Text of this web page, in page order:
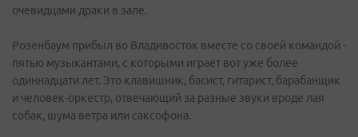
очевидцами драки в зале.
Розенбаум прибыл во Владивосток вместе со своей командой -
пятью музыкантами, с которыми играет вот уже более
одиннадцати лет. Это клавишник, басист, гитарист, барабанщик
и человек-оркестр, отвечающий за разные звуки вроде лая
собак, шума ветра или саксофона.